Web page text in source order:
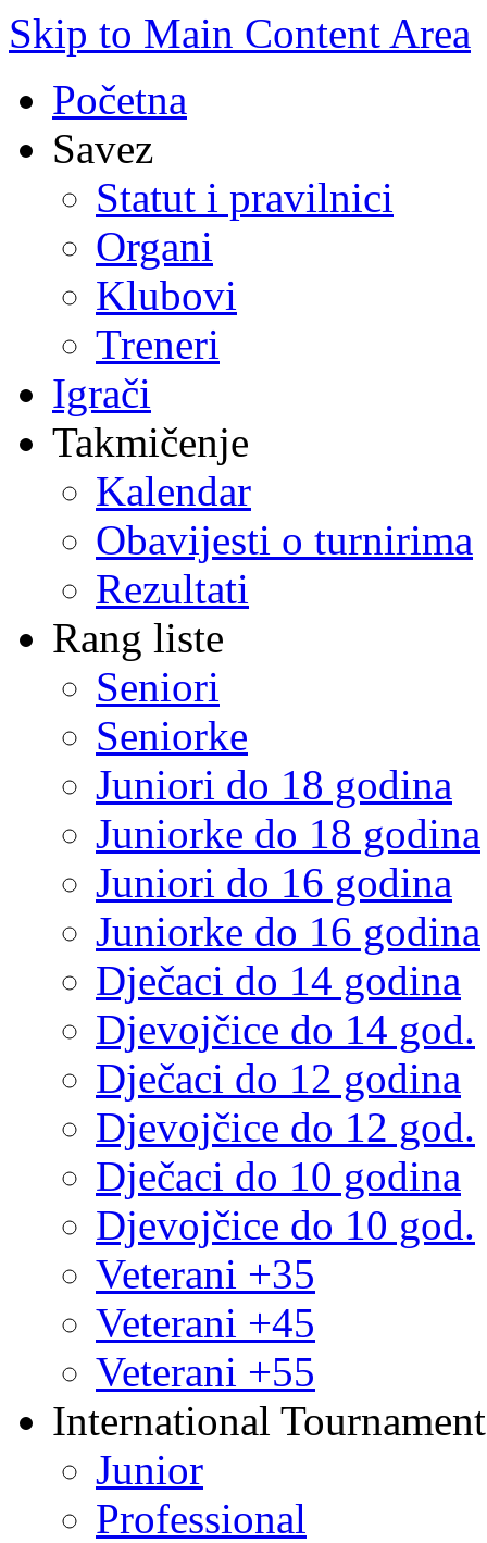
Skip to Main Content Area
Početna
Savez
Statut i pravilnici
Organi
Klubovi
Treneri
Igrači
Takmičenje
Kalendar
Obavijesti o turnirima
Rezultati
Rang liste
Seniori
Seniorke
Juniori do 18 godina
Juniorke do 18 godina
Juniori do 16 godina
Juniorke do 16 godina
Dječaci do 14 godina
Djevojčice do 14 god.
Dječaci do 12 godina
Djevojčice do 12 god.
Dječaci do 10 godina
Djevojčice do 10 god.
Veterani +35
Veterani +45
Veterani +55
International
Junior
Professional